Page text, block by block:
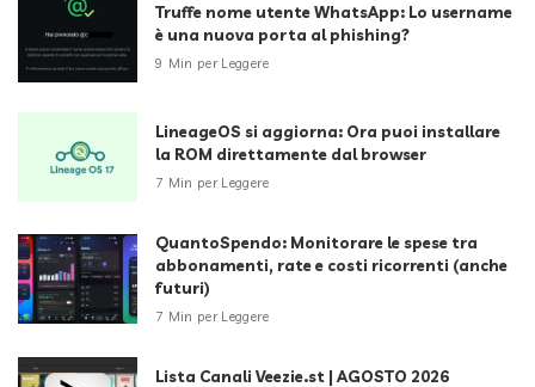
Truffe nome utente WhatsApp: Lo username
è una nuova porta al phishing?
9 Min per Leggere
LineageOS si aggiorna: Ora puoi installare
la ROM direttamente dal browser
7 Min per Leggere
QuantoSpendo: Monitorare le spese tra
abbonamenti, rate e costi ricorrenti (anche
futuri)
7 Min per Leggere
Lista Canali Veezie.st | AGOSTO 2026